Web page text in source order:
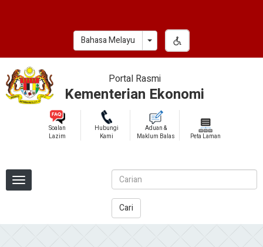
Bahasa Melayu Toggle Dropdown
Portal Rasmi
Kementerian Ekonomi
Soalan
Lazim
Hubungi
Kami
Aduan &
Maklum Balas
Peta Laman
Cari